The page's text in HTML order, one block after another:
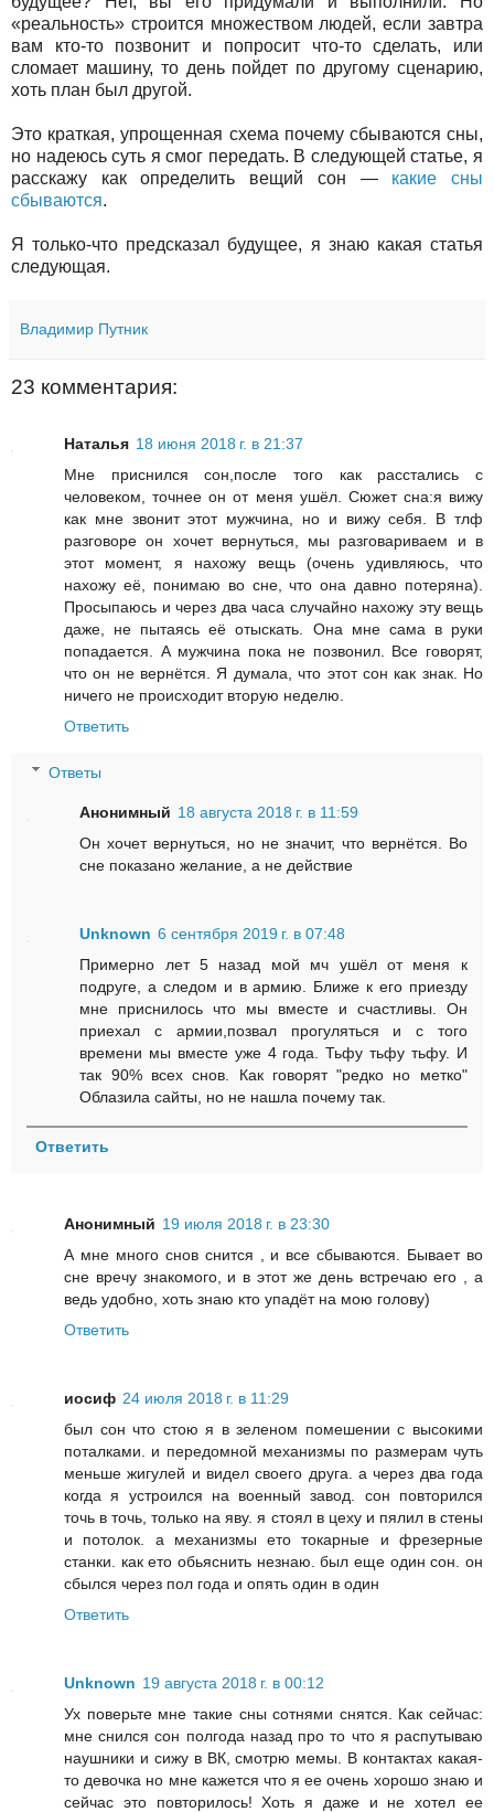
«реальность» строится множеством людей, если завтра
вам кто-то позвонит и попросит что-то сделать, или
сломает машину, то день пойдет по другому сценарию,
хоть план был другой.
Это краткая, упрощенная схема почему сбываются сны,
но надеюсь суть я смог передать. В следующей статье, я
расскажу как определить вещий сон — какие сны
сбываются.
Я только-что предсказал будущее, я знаю какая статья
следующая.
Владимир Путник
23 комментария:
Наталья 18 июня 2018 г. в 21:37
Мне приснился сон,после того как расстались с
человеком, точнее он от меня ушёл. Сюжет сна:я вижу
как мне звонит этот мужчина, но и вижу себя. В тлф
разговоре он хочет вернуться, мы разговариваем и в
этот момент, я нахожу вещь (очень удивляюсь, что
нахожу её, понимаю во сне, что она давно потеряна).
Просыпаюсь и через два часа случайно нахожу эту вещь
даже, не пытаясь её отыскать. Она мне сама в руки
попадается. А мужчина пока не позвонил. Все говорят,
что он не вернётся. Я думала, что этот сон как знак. Но
ничего не происходит вторую неделю.
Ответить
Ответы
Анонимный 18 августа 2018 г. в 11:59
Он хочет вернуться, но не значит, что вернётся. Во
сне показано желание, а не действие
Unknown 6 сентября 2019 г. в 07:48
Примерно лет 5 назад мой мч ушёл от меня к
подруге, а следом и в армию. Ближе к его приезду
мне приснилось что мы вместе и счастливы. Он
приехал с армии,позвал прогуляться и с того
времени мы вместе уже 4 года. Тьфу тьфу тьфу. И
так 90% всех снов. Как говорят "редко но метко"
Облазила сайты, но не нашла почему так.
Ответить
Анонимный 19 июля 2018 г. в 23:30
А мне много снов снится , и все сбываются. Бывает во
сне вречу знакомого, и в этот же день встречаю его , а
ведь удобно, хоть знаю кто упадёт на мою голову)
Ответить
иосиф 24 июля 2018 г. в 11:29
был сон что стою я в зеленом помешении с высокими
поталками. и передомной механизмы по размерам чуть
меньше жигулей и видел своего друга. а через два года
когда я устроился на военный завод. сон повторился
точь в точь, только на яву. я стоял в цеху и пялил в стены
и потолок. а механизмы ето токарные и фрезерные
станки. как ето обьяснить незнаю. был еще один сон. он
сбылся через пол года и опять один в один
Ответить
Unknown 19 августа 2018 г. в 00:12
Ух поверьте мне такие сны сотнями снятся. Как сейчас:
мне снился сон полгода назад про то что я распутываю
наушники и сижу в ВК, смотрю мемы. В контактах какая-
то девочка но мне кажется что я ее очень хорошо знаю и
сейчас это повторилось! Хоть я даже и не хотел ее